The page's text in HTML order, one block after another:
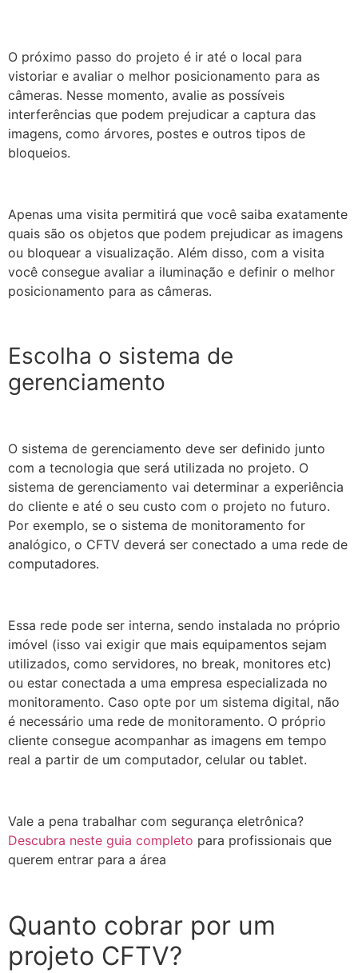
O próximo passo do projeto é ir até o local para
vistoriar e avaliar o melhor posicionamento para as
câmeras. Nesse momento, avalie as possíveis
interferências que podem prejudicar a captura das
imagens, como árvores, postes e outros tipos de
bloqueios.
Apenas uma visita permitirá que você saiba exatamente
quais são os objetos que podem prejudicar as imagens
ou bloquear a visualização. Além disso, com a visita
você consegue avaliar a iluminação e definir o melhor
posicionamento para as câmeras.
Escolha o sistema de
gerenciamento
O sistema de gerenciamento deve ser definido junto
com a tecnologia que será utilizada no projeto. O
sistema de gerenciamento vai determinar a experiência
do cliente e até o seu custo com o projeto no futuro.
Por exemplo, se o sistema de monitoramento for
analógico, o CFTV deverá ser conectado a uma rede de
computadores.
Essa rede pode ser interna, sendo instalada no próprio
imóvel (isso vai exigir que mais equipamentos sejam
utilizados, como servidores, no break, monitores etc)
ou estar conectada a uma empresa especializada no
monitoramento. Caso opte por um sistema digital, não
é necessário uma rede de monitoramento. O próprio
cliente consegue acompanhar as imagens em tempo
real a partir de um computador, celular ou tablet.
Vale a pena trabalhar com segurança eletrônica?
Descubra neste guia completo para profissionais que
querem entrar para a área
Quanto cobrar por um
projeto CFTV?